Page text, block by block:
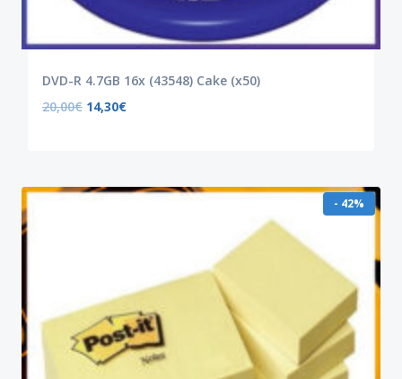
DVD-R 4.7GB 16x (43548) Cake (x50)
20,00€ 14,30€
- 42%